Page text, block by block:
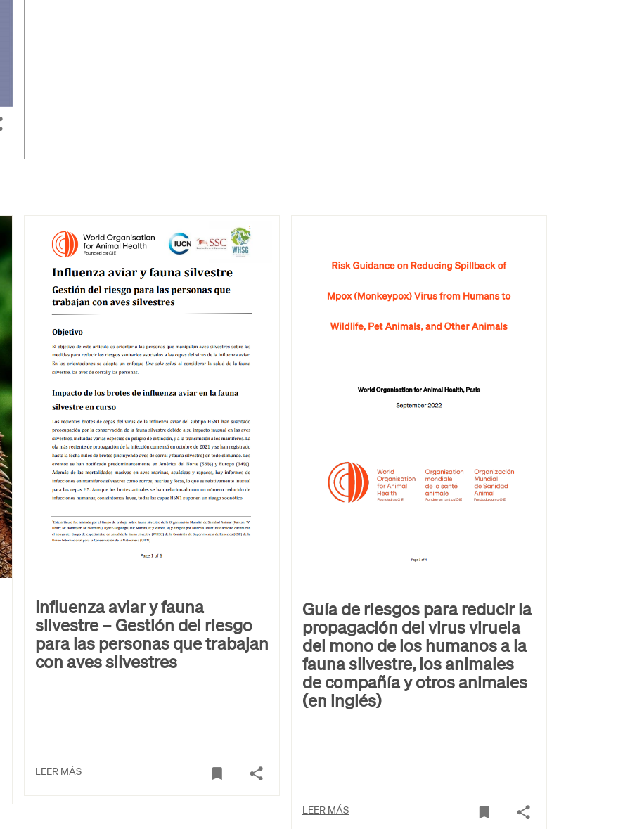
Influenza aviar y fauna
silvestre – Gestión del riesgo
para las personas que trabajan
con aves silvestres
LEER MÁS
Guía de riesgos para reducir la
propagación del virus viruela
del mono de los humanos a la
fauna silvestre, los animales
de compañía y otros animales
(en inglés)
LEER MÁS